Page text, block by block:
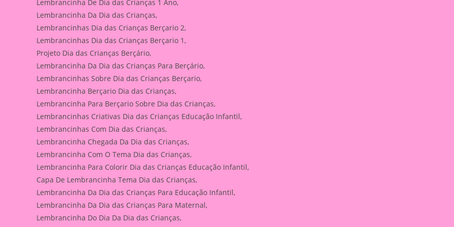
Lembrancinha De Dia das Crianças 1 Ano,
Lembrancinha Da Dia das Crianças,
Lembrancinhas Dia das Crianças Berçario 2,
Lembrancinhas Dia das Crianças Berçario 1,
Projeto Dia das Crianças Berçário,
Lembrancinha Da Dia das Crianças Para Berçário,
Lembrancinhas Sobre Dia das Crianças Berçario,
Lembrancinha Berçario Dia das Crianças,
Lembrancinha Para Berçario Sobre Dia das Crianças,
Lembrancinhas Criativas Dia das Crianças Educação Infantil,
Lembrancinhas Com Dia das Crianças,
Lembrancinha Chegada Da Dia das Crianças,
Lembrancinha Com O Tema Dia das Crianças,
Lembrancinha Para Colorir Dia das Crianças Educação Infantil,
Capa De Lembrancinha Tema Dia das Crianças,
Lembrancinha Da Dia das Crianças Para Educação Infantil,
Lembrancinha Da Dia das Crianças Para Maternal,
Lembrancinha Do Dia Da Dia das Crianças,